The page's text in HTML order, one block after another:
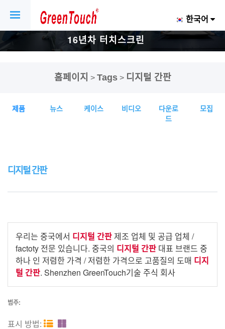
16년차 터치스크린
한국어
홈페이지 > Tags> 디지털 간판
제품 뉴스 케이스 비디오
다운로
드
모집
디지털 간판
우리는 중국에서 디지털 간판제조 업체 및 공급 업체 /
factoty 전문 있습니다. 중국의 디지털 간판 대표 브랜드 중
하나 인 저렴한 가격 / 저렴한 가격으로 고품질의 도매 디지
털 간판. Shenzhen GreenTouch기술 주식 회사
범주:
표시 방법:  